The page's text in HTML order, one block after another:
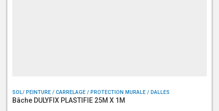
SOL/ PEINTURE / CARRELAGE / PROTECTION MURALE / DALLES
Bâche DULYFIX PLASTIFIE 25M X 1M